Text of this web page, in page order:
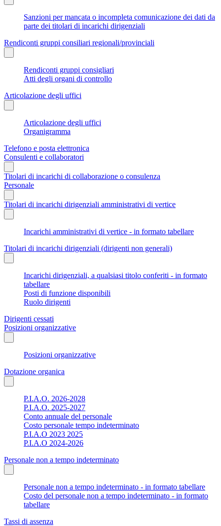
Sanzioni per mancata o incompleta comunicazione dei dati da
parte dei titolari di incarichi dirigenziali
Rendiconti gruppi consiliari regionali/provinciali
Rendiconti gruppi consigliari
Atti degli organi di controllo
Articolazione degli uffici
Articolazione degli uffici
Organigramma
Telefono e posta elettronica
Consulenti e collaboratori
Titolari di incarichi di collaborazione o consulenza
Personale
Titolari di incarichi dirigenziali amministrativi di vertice
Incarichi amministrativi di vertice - in formato tabellare
Titolari di incarichi dirigenziali (dirigenti non generali)
Incarichi dirigenziali, a qualsiasi titolo conferiti - in formato
tabellare
Posti di funzione disponibili
Ruolo dirigenti
Dirigenti cessati
Posizioni organizzative
Posizioni organizzative
Dotazione organica
P.I.A.O. 2026-2028
P.I.A.O. 2025-2027
Conto annuale del personale
Costo personale tempo indeterminato
P.I.A.O 2023 2025
P.I.A.O 2024-2026
Personale non a tempo indeterminato
Personale non a tempo indeterminato - in formato tabellare
Costo del personale non a tempo indeterminato - in formato
tabellare
Tassi di assenza